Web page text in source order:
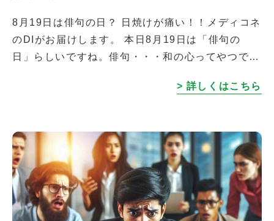
8月19日は俳句の日？ 日焼けが痛い！！メディコネ
のDIがお届けします。 本日8月19日は「俳句の
日」らしいですね。俳句・・・和の心ってやつで嗜
を感じ みたいな？昨日の夜感じ […]> 詳しくはこちら